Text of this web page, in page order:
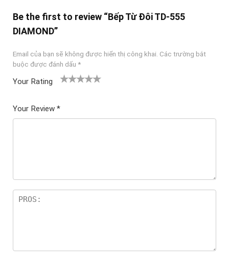
Be the first to review “Bếp Từ Đôi TD-555
DIAMOND”
Email của bạn sẽ không được hiển thị công khai. Các trường bắt
buộc được đánh dấu *
Your Rating
ê
5
Your Review *